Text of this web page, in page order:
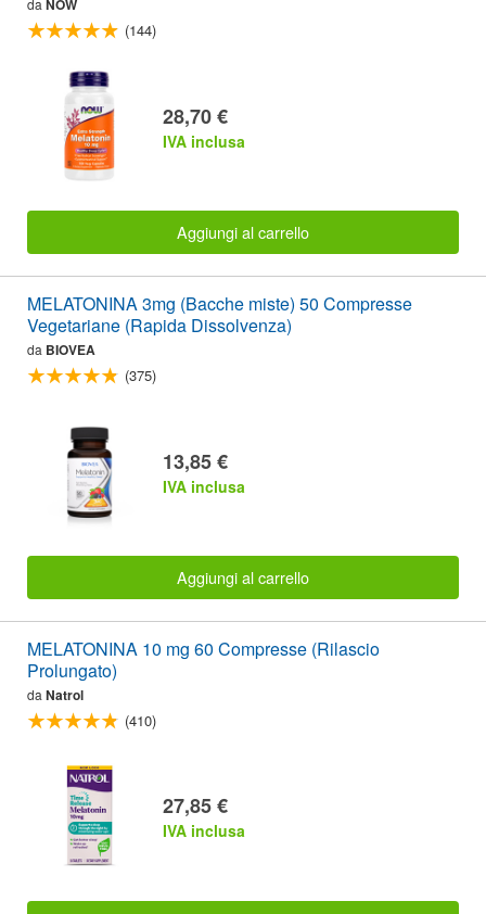
da NOW
(144)
28,70 €
IVA inclusa
Aggiungi al carrello
MELATONINA 3mg (Bacche miste) 50 Compresse
Vegetariane (Rapida Dissolvenza)
da BIOVEA
(375)
13,85 €
IVA inclusa
Aggiungi al carrello
MELATONINA 10 mg 60 Compresse (Rilascio
Prolungato)
da Natrol
(410)
27,85 €
IVA inclusa